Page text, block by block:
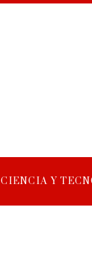
CIENCIA Y